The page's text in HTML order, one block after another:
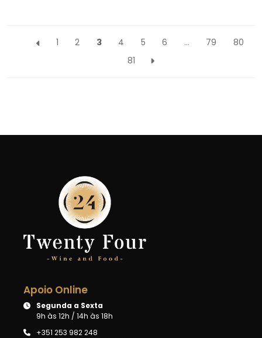
1 2 3 4 5 6 … 79
80
81
Apoio Online
Segunda a Sexta
9h às 12h / 14h às 18h
+351 253 982 248